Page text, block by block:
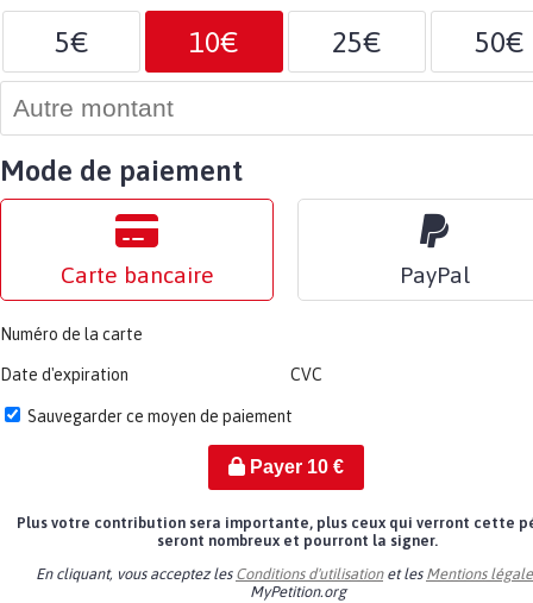
5€ 10€ 25€ 50€
Mode de paiement
Carte bancaire PayPal
Numéro de la carte
Date d'expiration CVC
Sauvegarder ce moyen de paiement
Payer 10€
Plus votre contribution sera importante, plus ceux qui verront cette
seront nombreux et pourront la signer.
En cliquant, vous acceptez les Conditions d'utilisationet les Mentions
MyPetition.org